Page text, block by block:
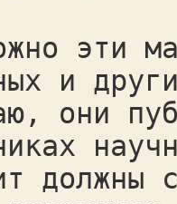
эти
и
они
должны